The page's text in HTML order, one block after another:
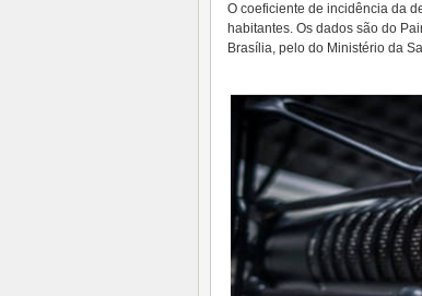
O coeficiente de incidência da
habitantes. Os dados são do
Brasília, pelo do Ministério da